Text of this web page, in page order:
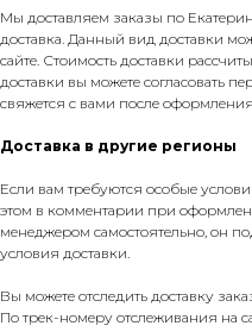
Мы доставляем заказы по
доставка. Данный вид доставки
сайте. Стоимость доставки
доставки вы можете согласовать
свяжется с вами после
Доставка в другие регионы
Если вам требуются особые
этом в комментарии при
менеджером самостоятельно, он
условия доставки.
Вы можете отследить доставку
По трек-номеру отслеживания на